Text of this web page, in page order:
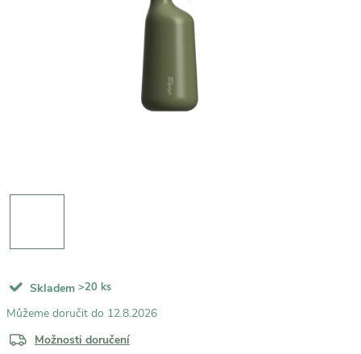
Skladem >20 ks
12.8.2026
Možnosti doručení